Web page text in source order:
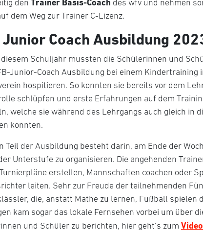
den Trainer Basis-Coach des wfv und nehmen
dem Weg zur Trainer C-Lizenz.
Junior Coach Ausbildung
Schuljahr mussten die Schülerinnen und
Junior-Coach Ausbildung bei einem Kindertraining
hospitieren. So konnten sie bereits vor dem
schlüpfen und erste Erfahrungen auf dem
welche sie während des Lehrgangs auch gleich in
konnten.
Teil der Ausbildung besteht darin, am Ende der
Unterstufe zu organisieren. Die angehenden
erstellen, Mannschaften coachen oder
leiten. Sehr zur Freude der teilnehmenden
die, anstatt Mathe zu lernen, Fußball spielen
kam sogar das lokale Fernsehen vorbei um über
und Schüler zu berichten, hier geht’s zum Video